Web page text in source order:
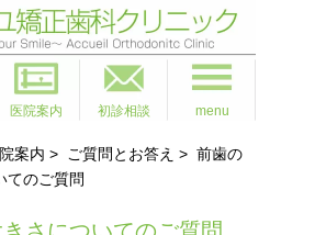
医院案内 初診相談 menu
案内 > ご質問とお答え > 前歯の
てのご質問